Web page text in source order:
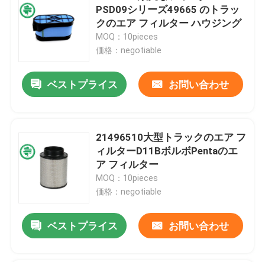
PSD09シリーズ49665 のトラッ
クのエア フィルター ハウジング
MOQ：10pieces
価格：negotiable
ベストプライス お問い合わせ
21496510大型トラックのエア フ
ィルターD11BボルボPentaのエ
ア フィルター
MOQ：10pieces
価格：negotiable
ベストプライス お問い合わせ